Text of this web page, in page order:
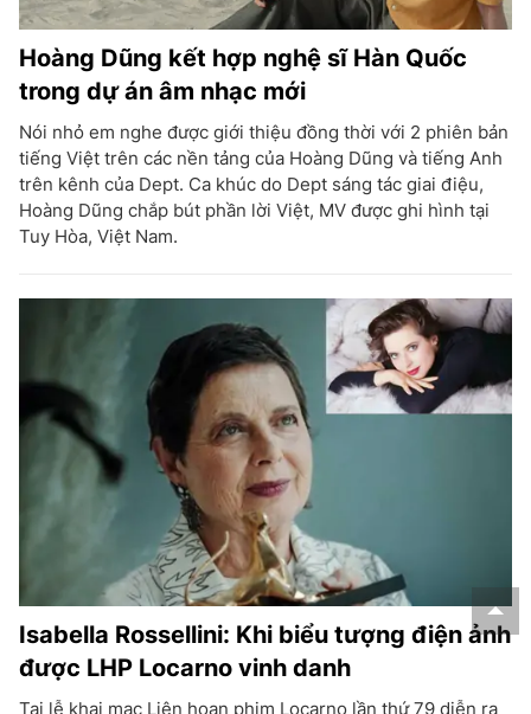
Hoàng Dũng kết hợp nghệ sĩ Hàn Quốc
trong dự án âm nhạc mới
Nói nhỏ em nghe được giới thiệu đồng thời với 2 phiên bản
tiếng Việt trên các nền tảng của Hoàng Dũng và tiếng Anh
trên kênh của Dept. Ca khúc do Dept sáng tác giai điệu,
Hoàng Dũng chắp bút phần lời Việt, MV được ghi hình tại
Tuy Hòa, Việt Nam.
Isabella Rossellini: Khi biểu tượng điện ảnh
được LHP Locarno vinh danh
Tại lễ khai mạc Liên hoan phim Locarno lần thứ 79 diễn ra